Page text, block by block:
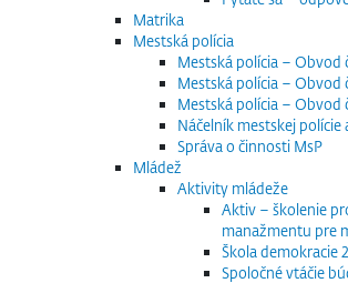
Matrika
Mestská polícia
Mestská polícia – Obvod
Mestská polícia – Obvod
Mestská polícia – Obvod
Náčelník mestskej polície
Správa o činnosti MsP
Mládež
Aktivity mládeže
Aktiv – školenie
manažmentu pre
Škola demokracie 2
Spoločné vtáčie